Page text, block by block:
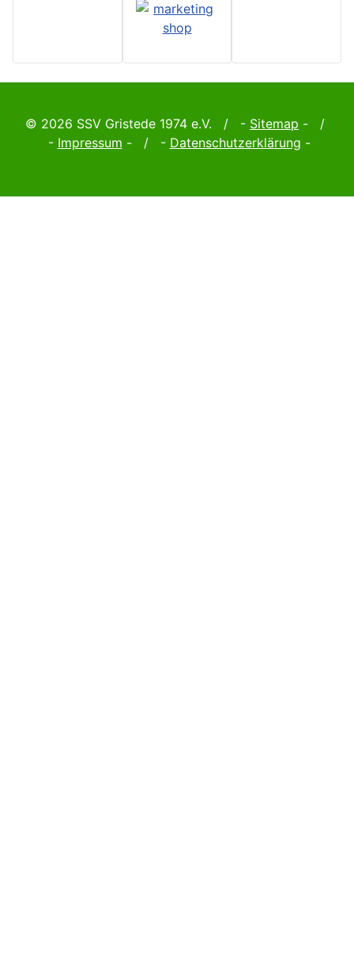
© 2026 SSV Gristede 1974 e.V. / - Sitemap - /
- Impressum - / - Datenschutzerklärung -